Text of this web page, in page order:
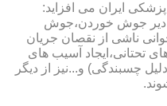
ایران می افزاید:
جوش خوردن،جوش
ناشی از نقصان جریان
تحتانی،ایجاد آسیب های
چسبندگی) و...نیز از دیگر